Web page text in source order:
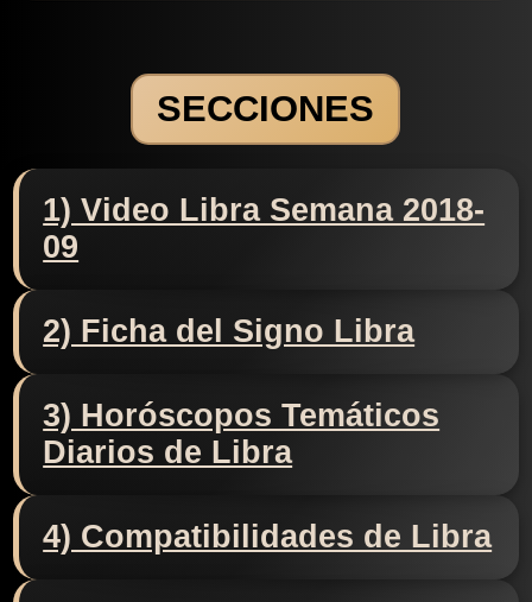
SECCIONES
1) Video Libra Semana 2018-
09
2) Ficha del Signo Libra
3) Horóscopos Temáticos
Diarios de Libra
4) Compatibilidades de Libra